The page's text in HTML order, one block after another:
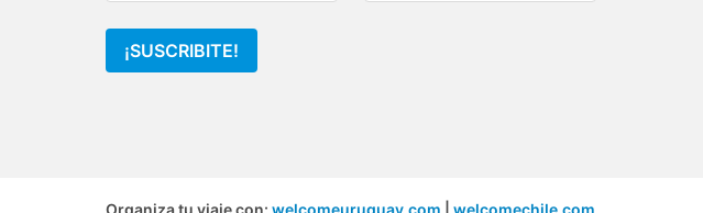
¡SUSCRIBITE!
Organiza tu viaje con: welcomeuruguay.com welcomechile.com